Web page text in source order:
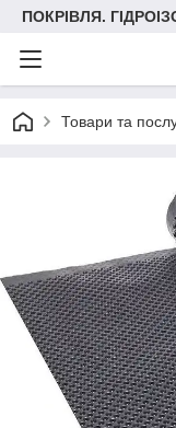
ПОКРІВЛЯ.
Товари та